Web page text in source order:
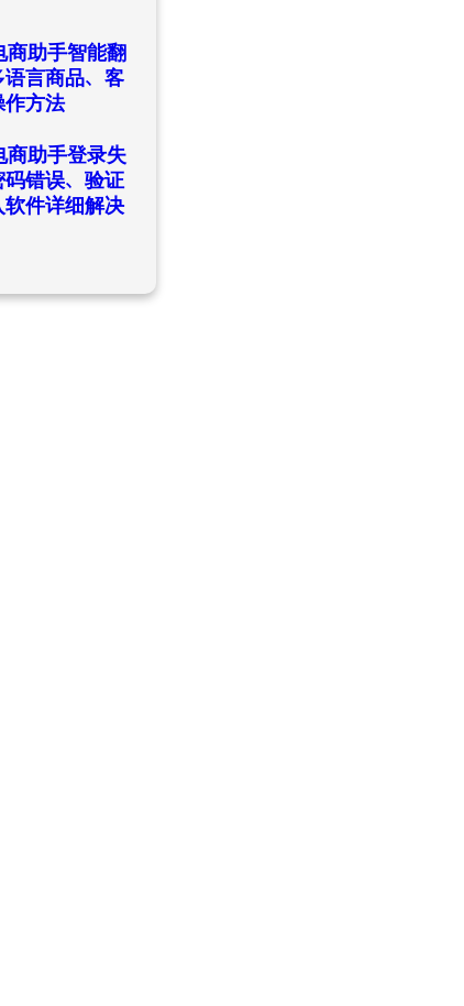
商助手智能翻
言商品、客
作方法
商助手登录失
错误、验证
件详细解决